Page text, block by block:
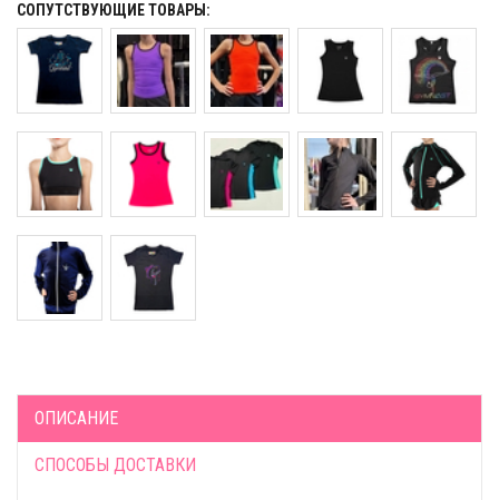
СОПУТСТВУЮЩИЕ ТОВАРЫ:
ОПИСАНИЕ
СПОСОБЫ ДОСТАВКИ